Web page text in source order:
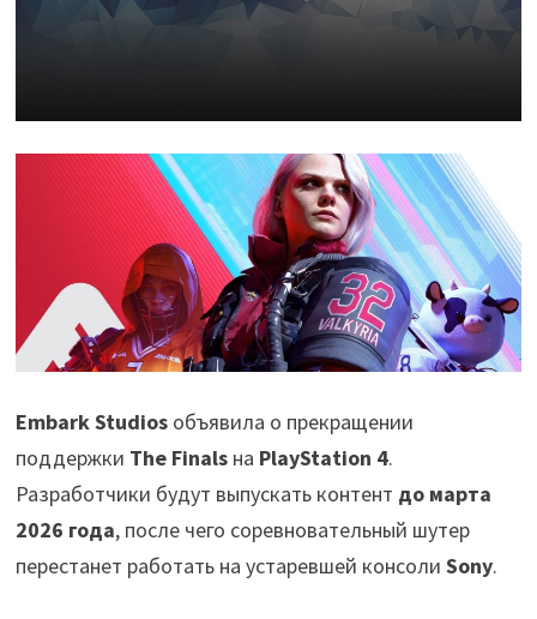
Embark Studios объявила о прекращении
поддержки The Finalsна PlayStation 4.
Разработчики будут выпускать контент до марта
2026 года, после чего соревновательный шутер
перестанет работать на устаревшей консоли Sony.